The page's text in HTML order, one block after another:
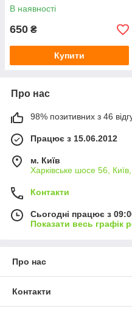
В наявності
650 ₴
Купити
Про нас
98% позитивних з 46
Працює з 15.06.2012
м. Київ
Харківське шосе 56,
Контакти
Сьогодні працює з
Показати весь графік
Про нас
Контакти